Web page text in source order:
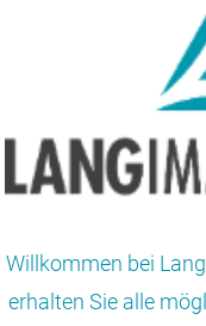
Willkommen bei
erhalten Sie alle